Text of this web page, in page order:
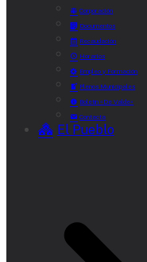
Corporación
Documentos
Recaudación
Horarios
Empleo y Formación
Plenos Municipales
Boletín «De Valde»
Contacta
El Pueblo